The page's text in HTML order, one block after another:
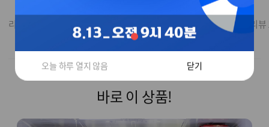
리뷰 933 리뷰 26 리
바로 이 상품!
오늘 하루 열지 않음 닫기